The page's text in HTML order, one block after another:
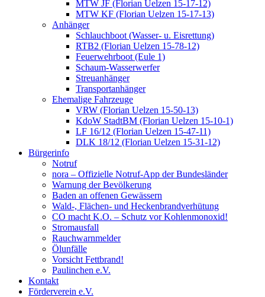
MTW JF (Florian Uelzen 15-17-12)
MTW KF (Florian Uelzen 15-17-13)
Anhänger
Schlauchboot (Wasser- u. Eisrettung)
RTB2 (Florian Uelzen 15-78-12)
Feuerwehrboot (Eule 1)
Schaum-Wasserwerfer
Streuanhänger
Transportanhänger
Ehemalige Fahrzeuge
VRW (Florian Uelzen 15-50-13)
KdoW StadtBM (Florian Uelzen 15-10-1)
LF 16/12 (Florian Uelzen 15-47-11)
DLK 18/12 (Florian Uelzen 15-31-12)
Bürgerinfo
Notruf
nora – Offizielle Notruf-App der Bundesländer
Warnung der Bevölkerung
Baden an offenen Gewässern
Wald-, Flächen- und Heckenbrandverhütung
CO macht K.O. – Schutz vor Kohlenmonoxid!
Stromausfall
Rauchwarnmelder
Ölunfälle
Vorsicht Fettbrand!
Paulinchen e.V.
Kontakt
Förderverein e.V.